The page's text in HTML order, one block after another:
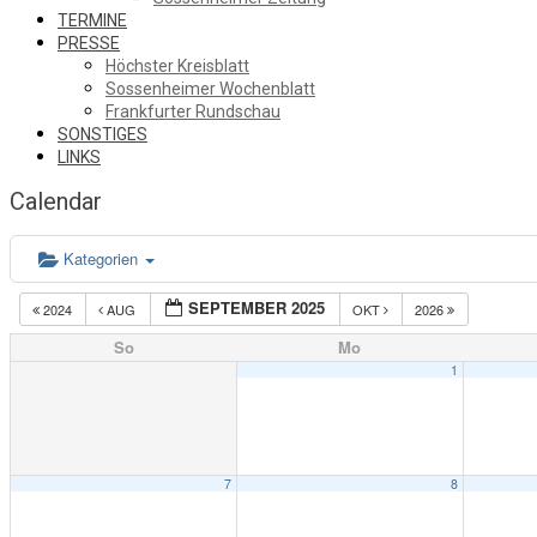
TERMINE
PRESSE
Höchster Kreisblatt
Sossenheimer Wochenblatt
Frankfurter Rundschau
SONSTIGES
LINKS
Calendar
Kategorien
2024 AUG SEPTEMBER 2025 OKT 2026
So Mo
1
7 8